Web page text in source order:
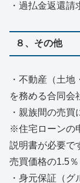
・過払金返還請
８、その他
・不動産（土
を務める合同会
・親族間の売
※住宅ローンの
説明書が必要で
売買価格の1.5
・身元保証（グ